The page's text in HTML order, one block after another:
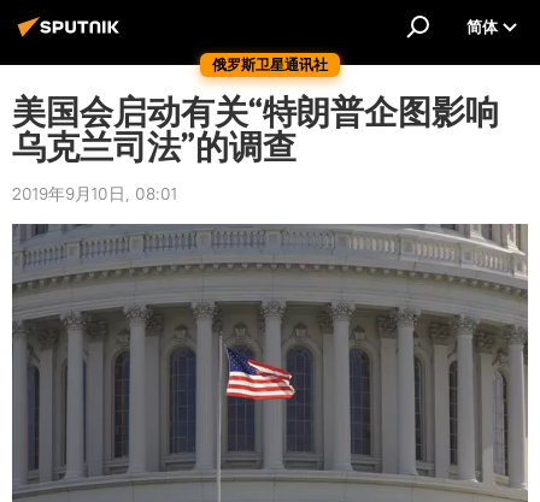
俄罗斯卫星通讯社
简体
美国会启动有关“特朗普企图影响
乌克兰司法”的调查
2019年9月10日, 08:01